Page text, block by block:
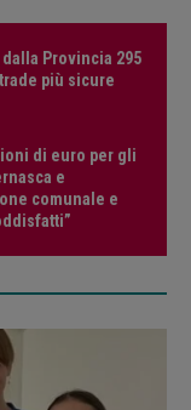
Provincia 295
più sicure
di euro per gli
e
comunale e